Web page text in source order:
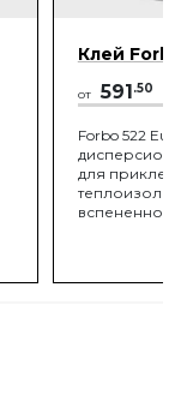
Клей Forbo
от 591 .50
Forbo 522
для
вспененного
наносится,